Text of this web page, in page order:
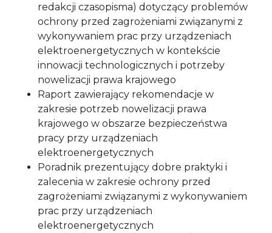
redakcji czasopisma) dotyczący problemów
ochrony przed zagrożeniami związanymi z
wykonywaniem prac przy urządzeniach
elektroenergetycznych w kontekście
innowacji technologicznych i potrzeby
nowelizacji prawa krajowego
Raport zawierający rekomendacje w
zakresie potrzeb nowelizacji prawa
krajowego w obszarze bezpieczeństwa
pracy przy urządzeniach
elektroenergetycznych
Poradnik prezentujący dobre praktyki i
zalecenia w zakresie ochrony przed
zagrożeniami związanymi z wykonywaniem
prac przy urządzeniach
elektroenergetycznych